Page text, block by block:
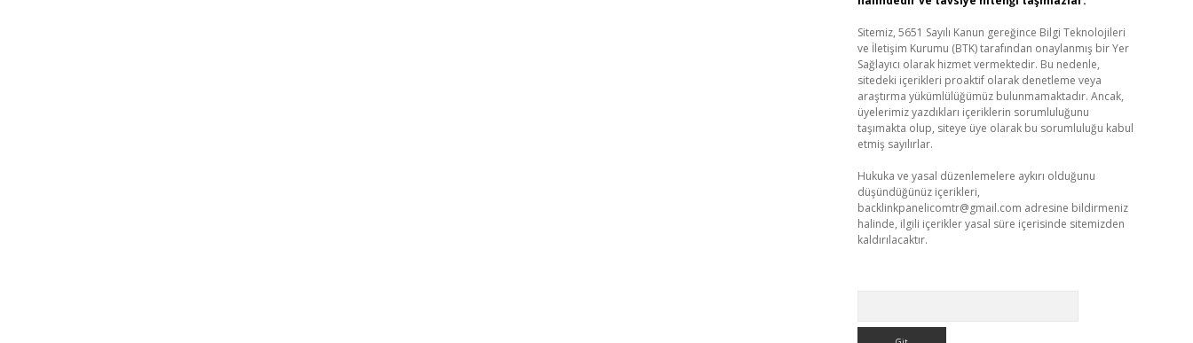
Sitemiz, 5651 Sayılı Kanun gereğince Bilgi Teknolojileri
ve İletişim Kurumu (BTK) tarafından onaylanmış bir Yer
Sağlayıcı olarak hizmet vermektedir. Bu nedenle,
sitedeki içerikleri proaktif olarak denetleme veya
araştırma yükümlülüğümüz bulunmamaktadır. Ancak,
üyelerimiz yazdıkları içeriklerin sorumluluğunu
taşımakta olup, siteye üye olarak bu sorumluluğu kabul
etmiş sayılırlar.
Hukuka ve yasal düzenlemelere aykırı olduğunu
düşündüğünüz içerikleri,
backlinkpanelicomtr@gmail.com adresine bildirmeniz
halinde, ilgili içerikler yasal süre içerisinde sitemizden
kaldırılacaktır.